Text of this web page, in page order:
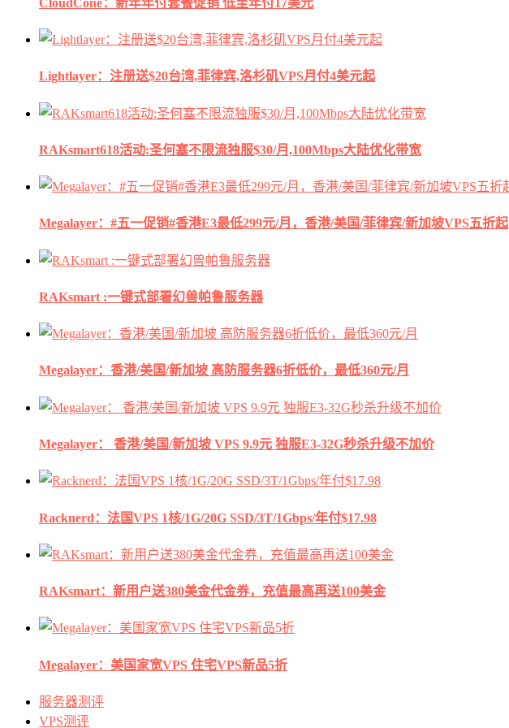
Lightlayer：注册送$20台湾,菲律宾,洛杉矶VPS月付4美元起
RAKsmart618活动:圣何塞不限流独服$30/月,100Mbps大陆优化带宽
Megalayer：#五一促销#香港E3最低299元/月，香港/美国/菲律宾/新加坡VPS五折起
RAKsmart :一键式部署幻兽帕鲁服务器
Megalayer：香港/美国/新加坡 高防服务器6折低价，最低360元/月
Megalayer： 香港/美国/新加坡 VPS 9.9元 独服E3-32G秒杀升级不加价
Racknerd：法国VPS 1核/1G/20G SSD/3T/1Gbps/年付$17.98
RAKsmart：新用户送380美金代金券，充值最高再送100美金
Megalayer：美国家宽VPS 住宅VPS新品5折
服务器测评
VPS测评